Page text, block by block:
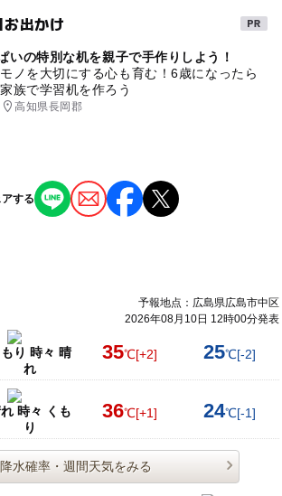
出かけ
いの特別な机を親子で手作りしよう！
モノを大切にする心も育む！6歳になったら
家族で学習机を作ろう
高知県長岡郡
する
予報地点：広島県広島市中区
2026年08月10日 12時00分発表
もり 時々 晴
れ
35℃[+2] 25℃[-2]
時々 くも
り
36℃[+1] 24℃[-1]
降水確率・週間天気をみる